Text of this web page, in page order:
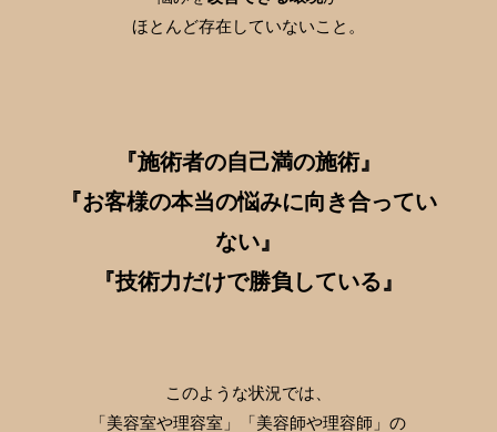
ほとんど存在していないこと。
『施術者の自己満の施術』
『お客様の本当の悩みに向き合ってい
ない』
『技術力だけで勝負している』
このような状況では、
「美容室や理容室」「美容師や理容師」の